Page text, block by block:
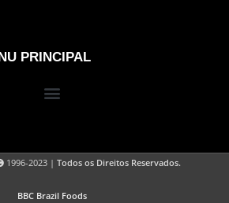
PRINCIPAL
1996-2023 | Todos os Direitos Reservados.
BBC Brazil Foods